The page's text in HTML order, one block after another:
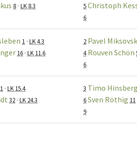
8 · LK 8.3
5Christoph
6
1 · LK 4.3
16 · LK 11.6
2 Pavel
4 Rouven Schön
6
· LK 15.4
32 · LK 24.3
3 Timo
6Sven Röthig 11
9